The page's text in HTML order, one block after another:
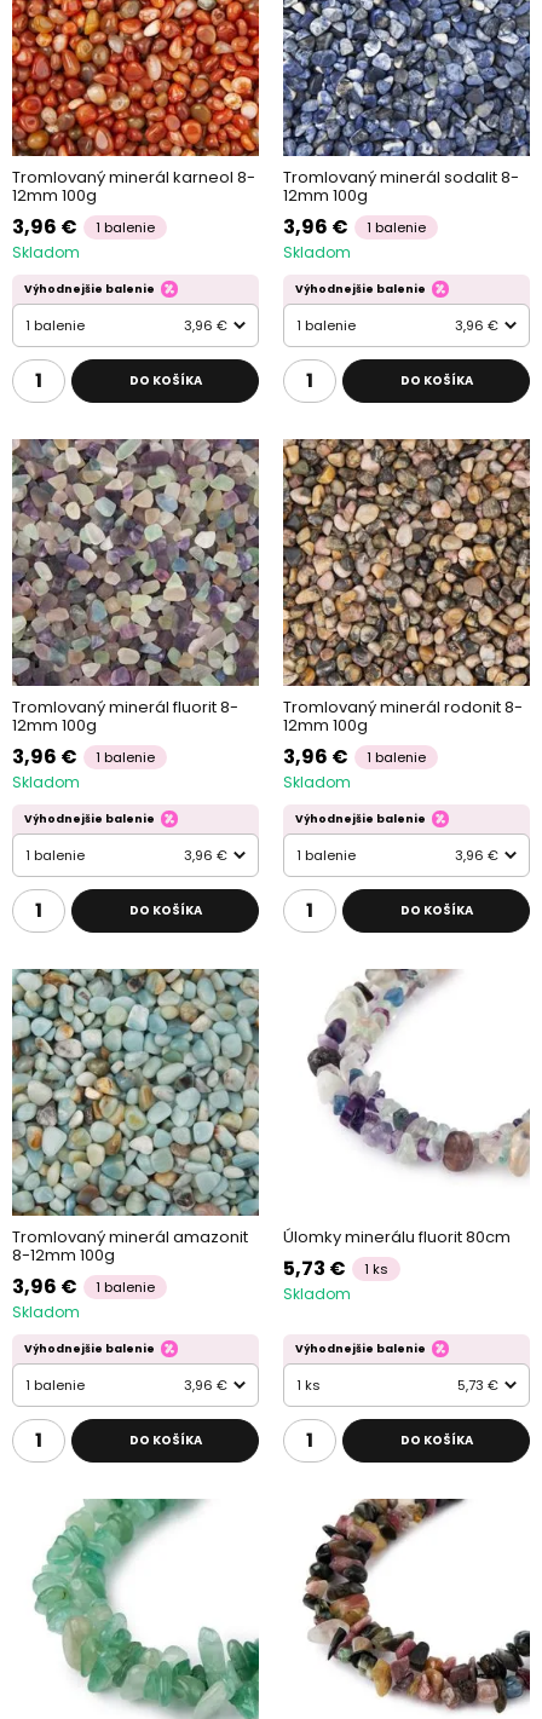
Tromlovaný minerál karneol 8-
12mm 100g
3,96 € 1 balenie
Skladom
Výhodnejšie balenie
1 balenie 3,96 €
DO KOŠÍKA
Tromlovaný minerál sodalit 8-
12mm 100g
3,96 € 1 balenie
Skladom
Výhodnejšie balenie
1 balenie 3,96 €
DO KOŠÍKA
Tromlovaný minerál fluorit 8-
12mm 100g
3,96 € 1 balenie
Skladom
Výhodnejšie balenie
1 balenie 3,96 €
DO KOŠÍKA
Tromlovaný minerál rodonit 8-
12mm 100g
3,96 € 1 balenie
Skladom
Výhodnejšie balenie
1 balenie 3,96 €
DO KOŠÍKA
Tromlovaný minerál amazonit
8-12mm 100g
3,96 € 1 balenie
Skladom
Výhodnejšie balenie
1 balenie 3,96 €
DO KOŠÍKA
Úlomky minerálu fluorit 80cm
5,73 € 1 ks
Skladom
Výhodnejšie balenie
1 ks 5,73 €
DO KOŠÍKA